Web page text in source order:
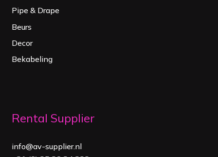
Pipe & Drape
Beurs
Decor
Bekabeling
Rental Supplier
info@av-supplier.nl